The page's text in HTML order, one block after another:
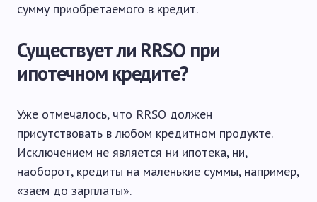
сумму приобретаемого в кредит.
Существует ли RRSO при
ипотечном кредите?
Уже отмечалось, что RRSO должен
присутствовать в любом кредитном продукте.
Исключением не является ни ипотека, ни,
наоборот, кредиты на маленькие суммы, например,
«заем до зарплаты».